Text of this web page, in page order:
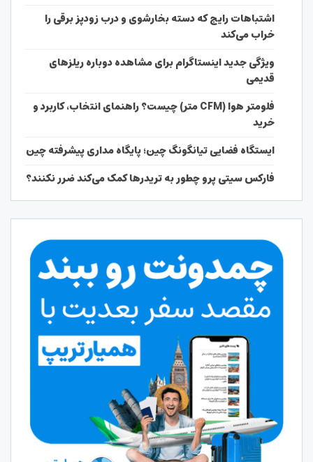
اشتباهات رایج که دسته بخارشوی و درب زودپز برقی را
خراب می‌کند
ویژگی جدید اینستاگرام برای مشاهده دوباره ریلزهای
قدیمی
فلومتر هوا (CFM متر) چیست؟ راهنمای انتخاب، کاربرد و
خرید
ایستگاه فضایی تیانگونگ چین؛ پایگاه مداری پیشرفته چین
فارکس سیتی پرو چطور به تریدرها کمک می‌کند ضرر نکنند؟